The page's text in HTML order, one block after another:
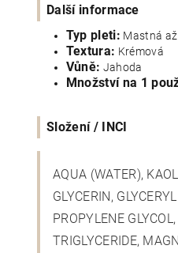
Další informace
Typ pleti: Mastná
Textura: Krémová
Vůně: Jahoda
Množství na 1
Složení / INCI
AQUA (WATER),
GLYCERIN,
PROPYLENE
TRIGLYCERIDE,